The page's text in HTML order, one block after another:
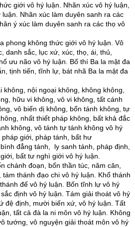
giới vô hý luận. Nhãn xúc vô hý luận,
Nhãn xúc làm duyên sanh ra các
ý xúc làm duyên sanh ra các thọ vô
phong không thức giới vô hý luận. Vô
danh sắc, lục xứ, xúc, thọ, ái, thủ,
ưu não vô hý luận. Bố thí Ba la mật đa
tịnh tiến, tĩnh lự, bát nhã Ba la mật đa
không, nội ngoại không, không không,
hữu vi không, vô vi không, tất cánh
vô biến dị không, bổn tánh không, tự
nhất thiết pháp không, bất khả đắc
không, vô tánh tự tánh không vô hý
giới, pháp tánh, bất hư
đẳng tánh, ly sanh tánh, pháp định,
bất tư nghì giới vô hý luận.
chánh đoạn, bốn thần túc, năm căn,
thánh đạo chi vô hý luận. Khổ thánh
đế vô hý luận. Bốn tĩnh lự vô hý
định vô hý luận. Tám giải thoát vô hý
đệ định, mười biến xứ, vô hý luận. Tất
tất cả đà la ni môn vô hý luận. Không
tướng, vô nguyện giải thoát môn vô hý